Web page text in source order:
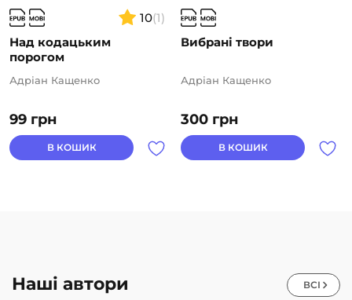
10(1)
Над кодацьким
порогом
99 грн
Адріан Кащенко
В КОШИК
Вибрані твори
300 грн
Адріан Кащенко
В КОШИК
Наші автори ВСІ